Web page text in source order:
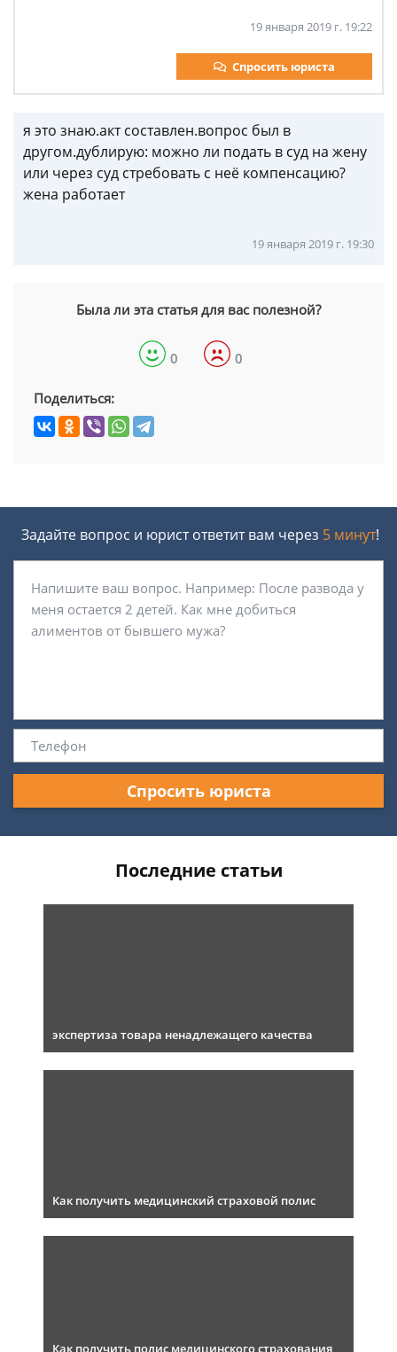
19 января 2019 г. 19:22
Спросить юриста
я это знаю.акт составлен.вопрос был в
другом.дублирую: можно ли подать в суд на жену
или через суд стребовать с неё компенсацию?
жена работает
19 января 2019 г. 19:30
Была ли эта статья для вас полезной?
0 0
Поделиться:
Задайте вопрос и юрист ответит вам через 5 минут!
Спросить юриста
Последние статьи
экспертиза товара ненадлежащего качества
Как получить медицинский страховой полис
Как получить полис медицинского страхования